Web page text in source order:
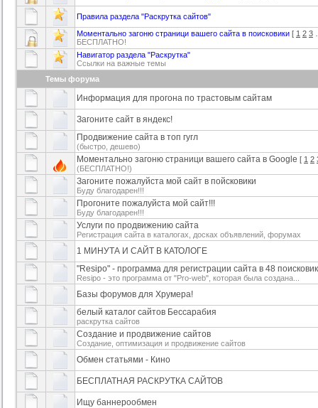
GamingOff
РИП шаблона сайта TFiles для
Категория :
Правила раздела "Раскрутка сайтов"
Моментально загоню страници вашего сайта в поисковики [ 1 2 3
БЕСПЛАТНО!
Навигатор раздела "Раскрутка"
Ссылки на важные темы
Темы форума
Информация для прогона по трастовым сайтам
Загоните сайт в яндекс!
Продвижение сайта в топ гугл
(быстро, дешево)
Моментально загоню страници вашего сайта в Google [ 1 2
(БЕСПЛАТНО!)
Загоните пожалуйста мой сайт в пойсковики
Буду благодарен!!!
Прогоните пожалуйста мой сайт!!!
Буду благодарен!!!
Услуги по продвижению сайта
Регистрация сайта в каталогах, досках объявлений, форумах
1 МИНУТА И САЙТ В КАТОЛОГЕ
"Resipo" - программа для регистрации сайта в 48
Resipo - это программа от "Pro-web", которая была создана...
Базы форумов для Хрумера!
белый каталог сайтов Бессарабия
раскрутка сайтов
Создание и продвижение сайтов
Создание, оптимизация и продвижение сайтов
Обмен статьями - Кино
БЕСПЛАТНАЯ РАСКРУТКА САЙТОВ
Ищу баннерообмен